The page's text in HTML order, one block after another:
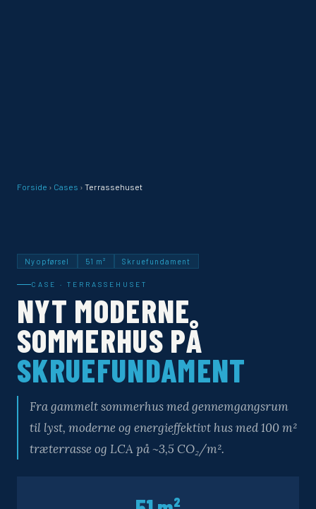
Forside › Cases › Terrassehuset
Nyopførsel 51 m² Skruefundament
CASE · TERRASSEHUSET
NYT MODERNE
SOMMERHUS PÅ
SKRUEFUNDAMENT
Fra gammelt sommerhus med gennemgangsrum
til lyst, moderne og energieffektivt hus med 100 m²
træterrasse og LCA på ~3,5 CO₂/m².